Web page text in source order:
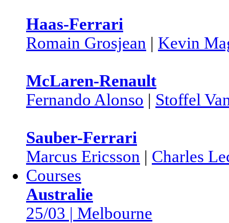
Haas-Ferrari
Romain Grosjean | Kevin
McLaren-Renault
Fernando Alonso | Stoffel
Sauber-Ferrari
Marcus Ericsson | Charles
Courses
Australie
25/03 | Melbourne